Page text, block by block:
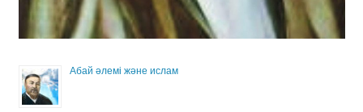
Абай әлемі және ислам